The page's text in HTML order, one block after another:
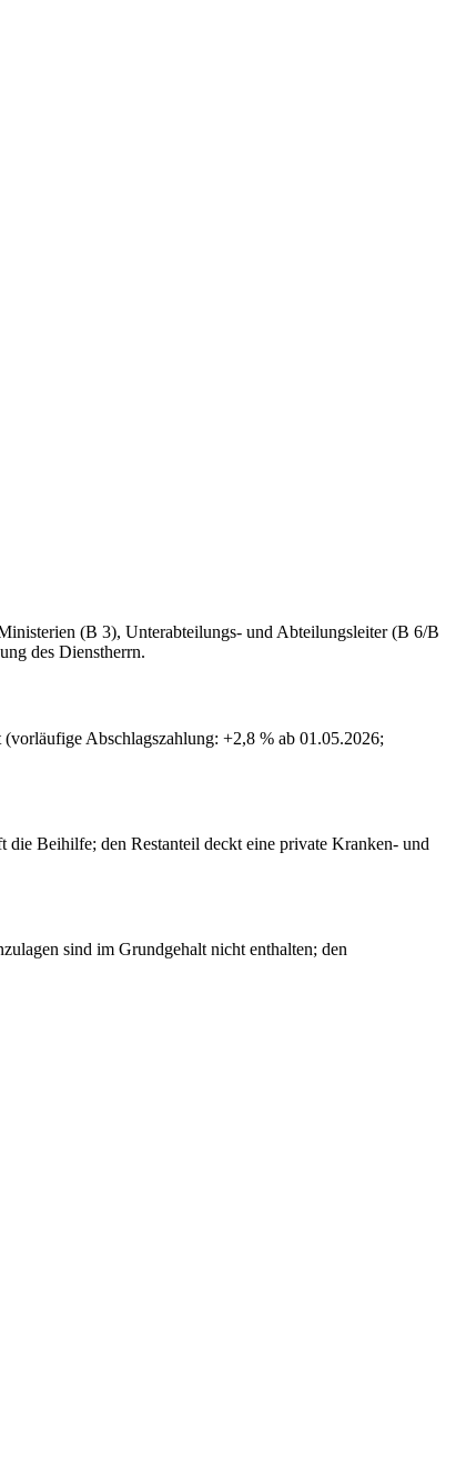
(B 3), Unterabteilungs- und Abteilungsleiter (B 6/B
des Dienstherrn.
Abschlagszahlung: +2,8 % ab 01.05.2026;
Beihilfe; den Restanteil deckt eine private Kranken- und
sind im Grundgehalt nicht enthalten; den